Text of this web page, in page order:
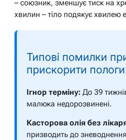
– союзник, зменшує тиск на
хвилин – тіло подякує хвилею
Типові помилки
прискорити пологи
Ігнор терміну: До 39
малюка недорозвинені.
Касторова олія без
призводить до